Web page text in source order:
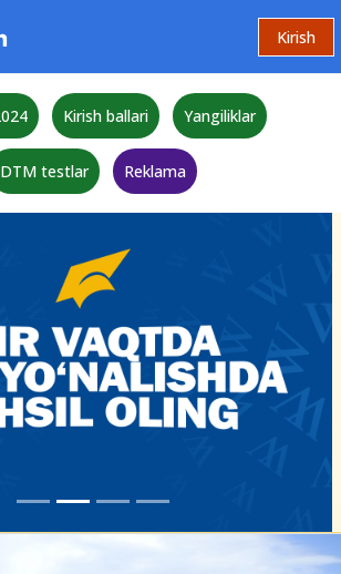
Kirish
Kirish ballari Yangiliklar
DTM testlar Reklama